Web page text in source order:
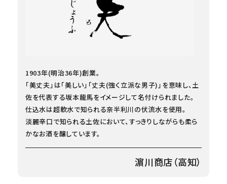
1903年(明治36年)創業。
「美丈夫」は「美しい」「丈夫(強く立派な男子)」を意味し、土
佐を代表する坂本龍馬をイメージして名付けられました。
仕込水は超軟水で知られる奈半利川の伏流水を使用。
淡麗辛口で知られる土佐において、すっきりしながらも柔ら
かなお酒を醸しています。
濵川商店（高知）